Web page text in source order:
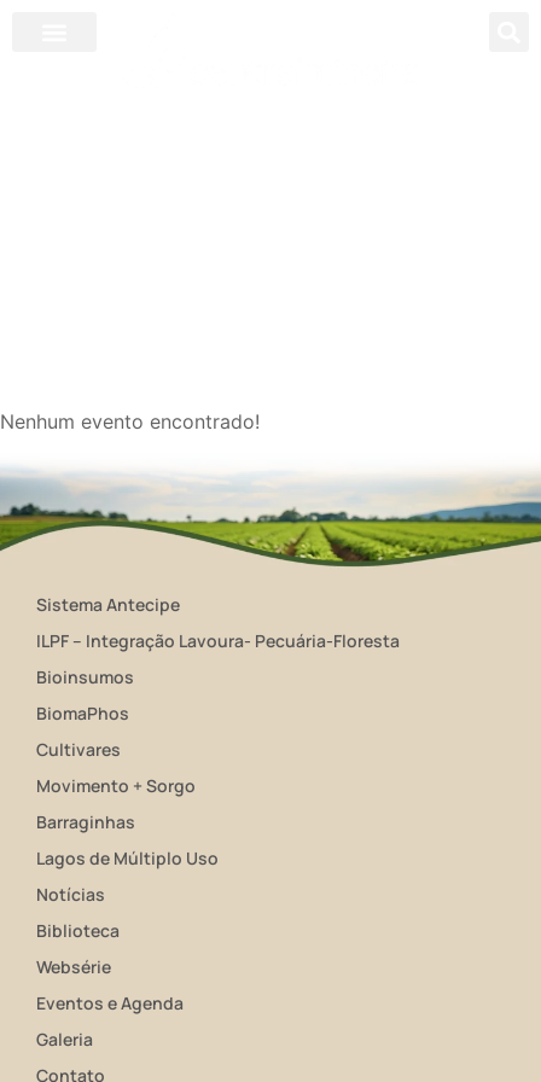
Nenhum evento encontrado!
Sistema Antecipe
ILPF – Integração Lavoura- Pecuária-Floresta
Bioinsumos
BiomaPhos
Cultivares
Movimento + Sorgo
Barraginhas
Lagos de Múltiplo Uso
Notícias
Biblioteca
Websérie
Eventos e Agenda
Galeria
Contato